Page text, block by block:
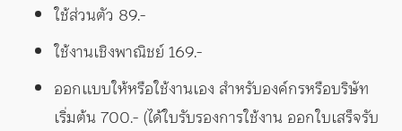
ใช้ส่วนตัว 89.-
ใช้งานเชิงพาณิชย์ 169.-
ออกแบบให้หรือใช้งานเอง สำหรับองค์กรหรือบริษัท
เริ่มต้น 700.- (ได้ใบรับรองการใช้งาน ออกใบเสร็จรับ